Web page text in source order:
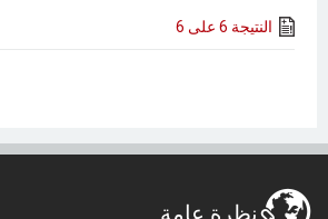
النتيجة 6 على 6